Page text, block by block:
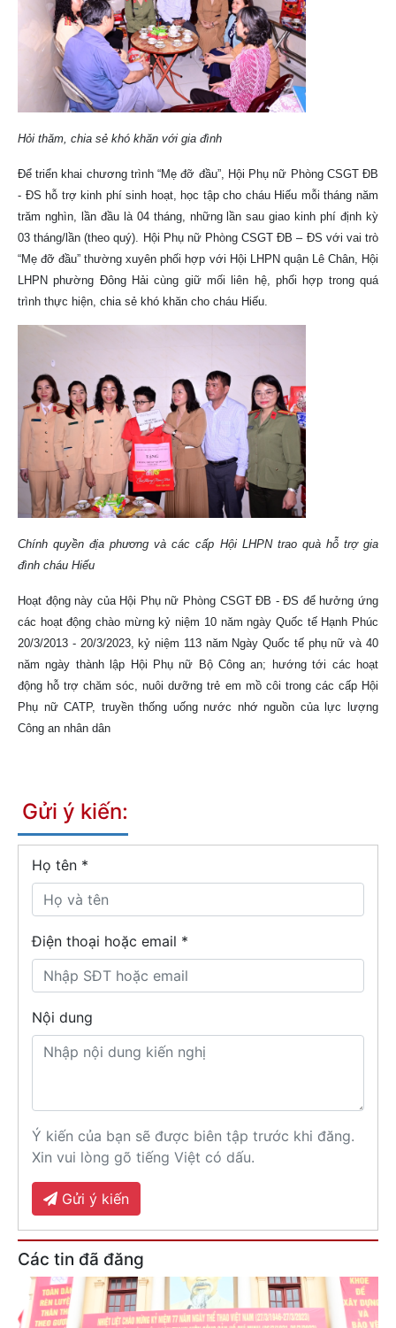
Hỏi thăm, chia sẻ khó khăn với gia đình
Để triển khai chương trình “Mẹ đỡ đầu”, Hội Phụ nữ Phòng CSGT ĐB
- ĐS hỗ trợ kinh phí sinh hoạt, học tập cho cháu Hiếu mỗi tháng năm
trăm nghìn, lần đầu là 04 tháng, những lần sau giao kinh phí định kỳ
03 tháng/lần (theo quý). Hội Phụ nữ Phòng CSGT ĐB – ĐS với vai trò
“Mẹ đỡ đầu” thường xuyên phối hợp với Hội LHPN quận Lê Chân, Hội
LHPN phường Đông Hải cùng giữ mối liên hệ, phối hợp trong quá
trình thực hiện, chia sẻ khó khăn cho cháu Hiếu.
Chính quyền địa phương và các cấp Hội LHPN trao quà hỗ trợ gia
đình cháu Hiếu
Hoạt động này của Hội Phụ nữ Phòng CSGT ĐB - ĐS để hưởng ứng
các hoạt động chào mừng kỷ niệm 10 năm ngày Quốc tế Hạnh Phúc
20/3/2013 - 20/3/2023, kỷ niệm 113 năm Ngày Quốc tế phụ nữ và 40
năm ngày thành lập Hội Phụ nữ Bộ Công an; hướng tới các hoạt
động hỗ trợ chăm sóc, nuôi dưỡng trẻ em mồ côi trong các cấp Hội
Phụ nữ CATP, truyền thống uống nước nhớ nguồn của lực lượng
Công an nhân dân
Gửi ý kiến:
Họ tên *
Điện thoại hoặc email *
Nội dung
Ý kiến của bạn sẽ được biên tập trước khi đăng.
Xin vui lòng gõ tiếng Việt có dấu.
Gửi ý kiến
Các tin đã đăng